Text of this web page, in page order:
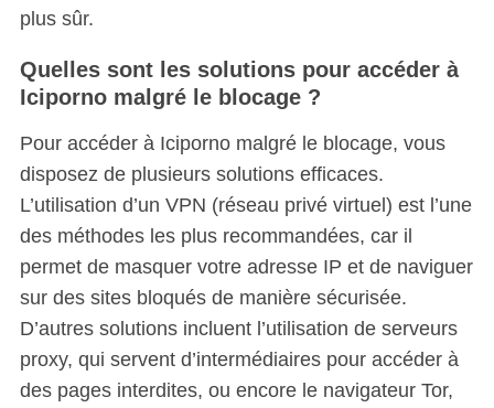
plus sûr.
Quelles sont les solutions pour accéder à
Iciporno malgré le blocage ?
Pour accéder à Iciporno malgré le blocage, vous
disposez de plusieurs solutions efficaces.
L’utilisation d’un VPN (réseau privé virtuel) est l’une
des méthodes les plus recommandées, car il
permet de masquer votre adresse IP et de naviguer
sur des sites bloqués de manière sécurisée.
D’autres solutions incluent l’utilisation de serveurs
proxy, qui servent d’intermédiaires pour accéder à
des pages interdites, ou encore le navigateur Tor,